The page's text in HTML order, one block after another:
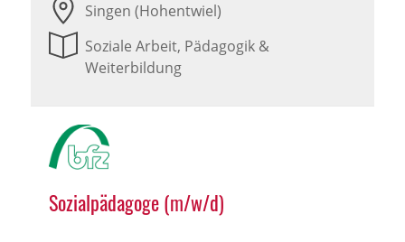
Singen (Hohentwiel)
Soziale Arbeit, Pädagogik &
Weiterbildung
Sozialpädagoge (m/w/d)